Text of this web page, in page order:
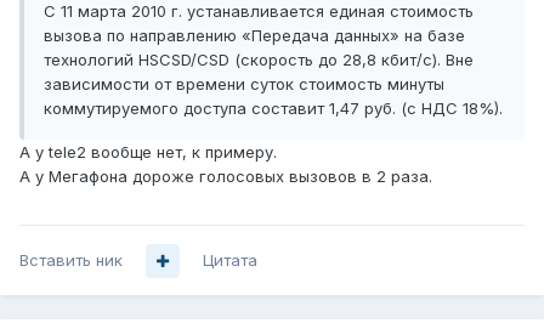
С 11 марта 2010 г. устанавливается единая стоимость
вызова по направлению «Передача данных» на базе
технологий HSCSD/CSD (скорость до 28,8 кбит/с). Вне
зависимости от времени суток стоимость минуты
коммутируемого доступа составит 1,47 руб. (с НДС 18%).
А у tele2 вообще нет, к примеру.
А у Мегафона дороже голосовых вызовов в 2 раза.
Вставить ник Цитата